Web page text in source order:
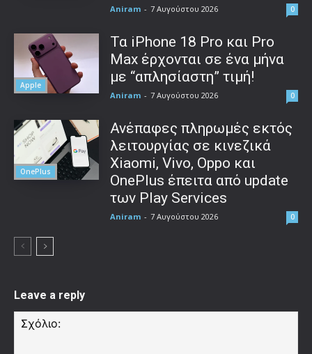
Aniram - 7 Αυγούστου 2026 0
Apple
Τα iPhone 18 Pro και Pro
Max έρχονται σε ένα μήνα
με “απλησίαστη” τιμή!
Aniram - 7 Αυγούστου 2026 0
OnePlus
Ανέπαφες πληρωμές εκτός
λειτουργίας σε κινεζικά
Xiaomi, Vivo, Oppo και
OnePlus έπειτα από update
των Play Services
Aniram - 7 Αυγούστου 2026 0
Leave a reply